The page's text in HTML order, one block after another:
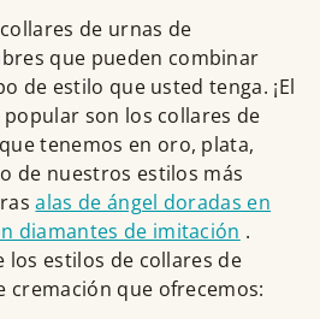
de urnas de
que pueden combinar
de estilo que usted tenga. ¡El
son los collares de
tenemos en oro, plata,
de nuestros estilos más
alas de ángel doradas en
diamantes de imitación .
los estilos de collares de
cremación que ofrecemos: